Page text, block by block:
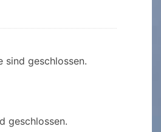
sind geschlossen.
geschlossen.